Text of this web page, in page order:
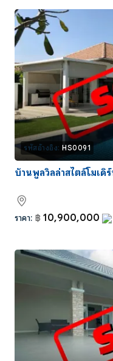
รหัสอ้างอิง: HS0091
บ้านพูลวิลล่าสไตล์โมเดิ
ราคา: ฿ 10,900,000